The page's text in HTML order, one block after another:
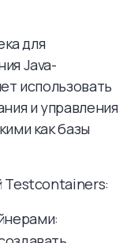
для
Java-
использовать
и управления
как базы
Testcontainers: